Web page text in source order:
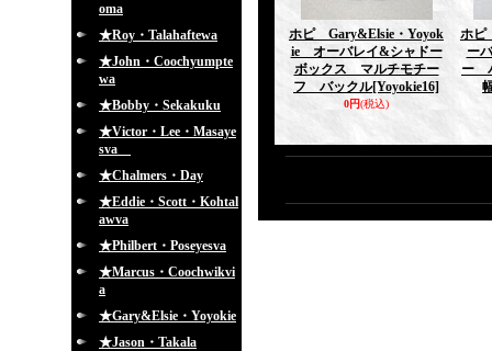
oma
★Roy・Talahaftewa
★John・Coochyumpte
wa
★Bobby・Sekakuku
★Victor・Lee・Masaye
sva
★Chalmers・Day
★Eddie・Scott・Kohtal
awva
★Philbert・Poseyesva
★Marcus・Coochwikvi
a
★Gary&Elsie・Yoyokie
★Jason・Takala
ホピ Gary&Elsie・Yoyok
ie オーバレイ&シャドー
ボックス マルチモチー
フ バックル[Yoyokie16]
0円(税込)
ホ
ー
ー